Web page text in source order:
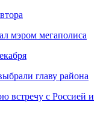
мэром мегаполиса
главу района
встречу с Россией и